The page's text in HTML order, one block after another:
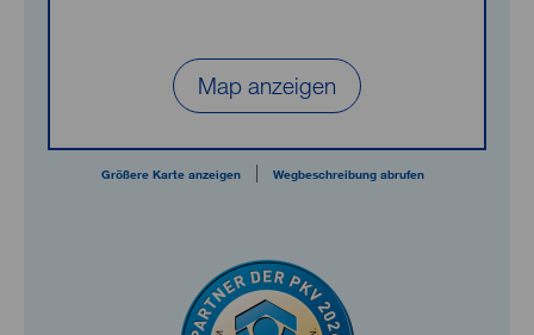
Map anzeigen
Größere Karte anzeigen| Wegbeschreibung abrufen